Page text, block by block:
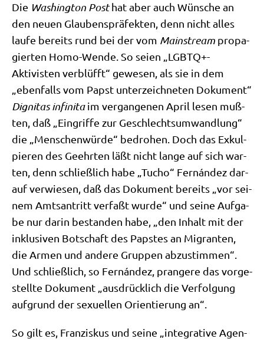
Die Washing­ton Posthat aber auch Wün­sche an
den neu­en Glau­bens­prä­fek­ten, denn nicht alles
lau­fe bereits rund bei der vom Main­stream pro­pa­
gier­ten Homo-Wen­de. So sei­en „LGBTQ+-
Aktivisten ver­blüfft“ gewe­sen, als sie in dem
„eben­falls vom Papst unter­zeich­ne­ten Doku­ment“
Digni­tas infi­ni­taim ver­gan­ge­nen April lesen muß­
ten, daß „Ein­grif­fe zur Geschlechts­um­wand­lung“
die „Men­schen­wür­de“ bedro­hen. Doch das Exkul­
pie­ren des Geehr­ten läßt nicht lan­ge auf sich war­
ten, denn schließ­lich habe „Tucho“ Fernán­dez dar­
auf ver­wie­sen, daß das Doku­ment bereits „vor sei­
nem Amts­an­tritt ver­faßt wur­de“ und sei­ne Auf­ga­
be nur dar­in bestan­den habe, „den Inhalt mit der
inklu­si­ven Bot­schaft des Pap­stes an Migran­ten,
die Armen und ande­re Grup­pen abzu­stim­men“.
Und schließ­lich, so Fernán­dez, pran­ge­re das vor­ge­
stell­te Doku­ment „aus­drück­lich die Ver­fol­gung
auf­grund der sexu­el­len Ori­en­tie­rung an“.
So gilt es, Fran­zis­kus und sei­ne „inte­gra­ti­ve Agen­